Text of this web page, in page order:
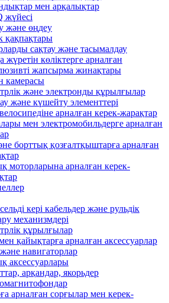
мен арқалықтар
жүйесі
және өңдеу
қақпақтары
сақтау және тасымалдау
жүретін көліктерге арналған
жапсырма жинақтары
камерасы
және электронды құрылғылар
және күшейту элементтері
арналған керек-жарақтар
мен электромобильдерге арналған
борттық қозғалтқыштарға арналған
моторларына арналған керек-
кері кабельдер және рульдік
механизмдері
құрылғылар
қайықтарға арналған аксессуарлар
навигаторлар
аксессуарлары
арқандар, якорьдер
арналған сорғылар мен керек-